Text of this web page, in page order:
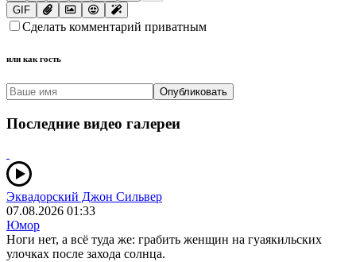
GIF
Сделать комментарий приватным
или как гость
Опубликовать
Последние видео галереи
Эквадорский Джон Сильвер
07.08.2026 01:33
Юмор
Ноги нет, а всё туда же: грабить женщин на гуаякильских
улочках после захода солнца.